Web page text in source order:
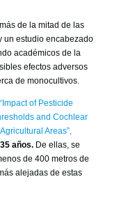
de la mitad de las
un estudio encabezado
académicos de la
efectos adversos
de monocultivos.
“Impact of Pesticide
and Cochlear
Areas”,
años.De ellas, se
de 400 metros de
alejadas de estas